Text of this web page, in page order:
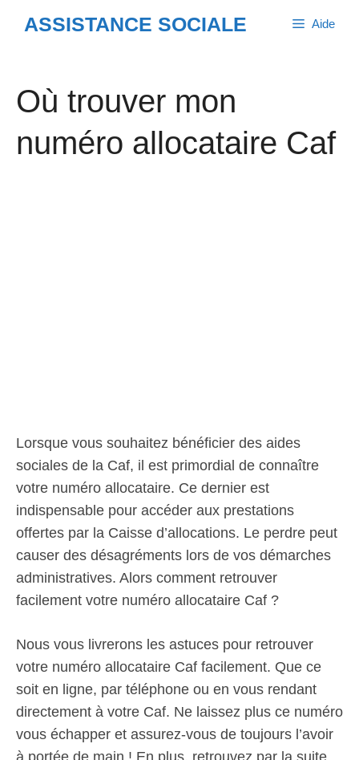
ASSISTANCE SOCIALE Aide
Où trouver mon
numéro allocataire Caf
Lorsque vous souhaitez bénéficier des aides
sociales de la Caf, il est primordial de connaître
votre numéro allocataire. Ce dernier est
indispensable pour accéder aux prestations
offertes par la Caisse d’allocations. Le perdre peut
causer des désagréments lors de vos démarches
administratives. Alors comment retrouver
facilement votre numéro allocataire Caf ?
Nous vous livrerons les astuces pour retrouver
votre numéro allocataire Caf facilement. Que ce
soit en ligne, par téléphone ou en vous rendant
directement à votre Caf. Ne laissez plus ce numéro
vous échapper et assurez-vous de toujours l’avoir
à portée de main ! En plus, retrouvez par la suite